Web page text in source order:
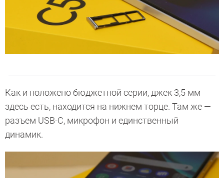
Как и положено бюджетной серии, джек 3,5 мм
здесь есть, находится на нижнем торце. Там же —
разъем USB-C, микрофон и единственный
динамик.